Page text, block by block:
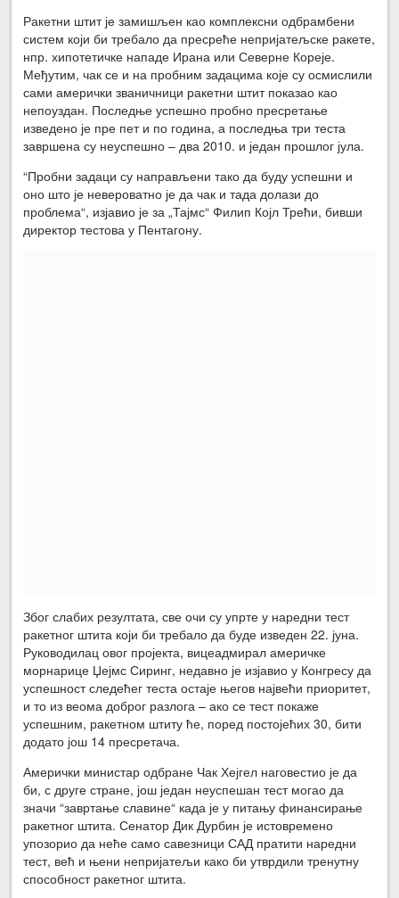
Ракетни штит је замишљен као комплексни одбрамбени
систем који би требало да пресреће непријатељске ракете,
нпр. хипотетичке нападе Ирана или Северне Кореје.
Међутим, чак се и на пробним задацима које су осмислили
сами амерички званичници ракетни штит показао као
непоуздан. Последње успешно пробно пресретање
изведено је пре пет и по година, а последња три теста
завршена су неуспешно – два 2010. и један прошлог јула.
“Пробни задаци су направљени тако да буду успешни и
оно што је невероватно је да чак и тада долази до
проблема“, изјавио је за „Тајмс“ Филип Којл Трећи, бивши
директор тестова у Пентагону.
Због слабих резултата, све очи су упрте у наредни тест
ракетног штита који би требало да буде изведен 22. јуна.
Руководилац овог пројекта, вицеадмирал америчке
морнарице Џејмс Сиринг, недавно је изјавио у Конгресу да
успешност следећег теста остаје његов највећи приоритет,
и то из веома доброг разлога – ако се тест покаже
успешним, ракетном штиту ће, поред постојећих 30, бити
додато још 14 пресретача.
Амерички министар одбране Чак Хејгел наговестио је да
би, с друге стране, још један неуспешан тест могао да
значи “завртање славине“ када је у питању финансирање
ракетног штита. Сенатор Дик Дурбин је истовремено
упозорио да неће само савезници САД пратити наредни
тест, већ и њени непријатељи како би утврдили тренутну
способност ракетног штита.